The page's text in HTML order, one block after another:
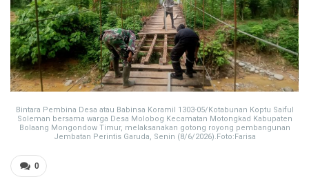
Bintara Pembina Desa atau Babinsa Koramil 1303-05/Kotabunan Koptu Saiful
Soleman bersama warga Desa Molobog Kecamatan Motongkad Kabupaten
Bolaang Mongondow Timur, melaksanakan gotong royong pembangunan
Jembatan Perintis Garuda, Senin (8/6/2026).Foto:Farisa
0